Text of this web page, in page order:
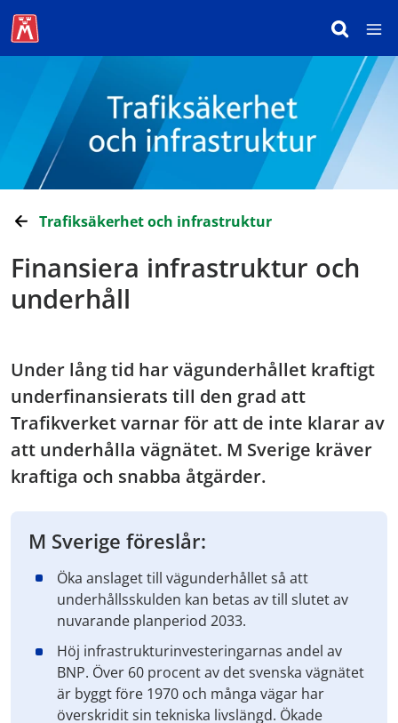
Trafiksäkerhet och infrastruktur
Finansiera infrastruktur och
underhåll
Under lång tid har vägunderhållet kraftigt
underfinansierats till den grad att
Trafikverket varnar för att de inte klarar av
att underhålla vägnätet. M Sverige kräver
kraftiga och snabba åtgärder.
M Sverige föreslår:
Öka anslaget till vägunderhållet så att
underhållsskulden kan betas av till slutet av
nuvarande planperiod 2033.
Höj infrastrukturinvesteringarnas andel av
BNP. Över 60 procent av det svenska vägnätet
är byggt före 1970 och många vägar har
överskridit sin tekniska livslängd. Ökade